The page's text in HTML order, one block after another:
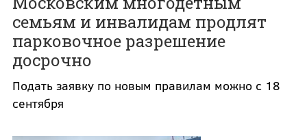
семьям и инвалидам продлят
парковочное разрешение
досрочно
Подать заявку по новым правилам можно с 18
сентября